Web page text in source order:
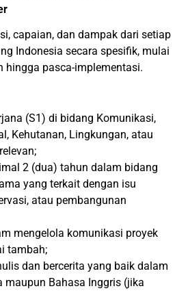
capaian, dan dampak dari setiap
Indonesia secara spesifik, mulai
hingga pasca-implementasi.
(S1) di bidang Komunikasi,
Kehutanan, Lingkungan, atau
2 (dua) tahun dalam bidang
yang terkait dengan isu
atau pembangunan
mengelola komunikasi proyek
tambah;
dan bercerita yang baik dalam
maupun Bahasa Inggris (jika